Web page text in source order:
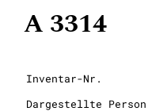
A 3314
Inventar-Nr.
Dargestellte Person